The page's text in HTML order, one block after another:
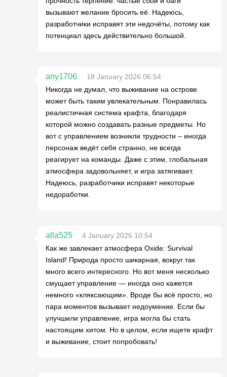
вызывают желание бросить её. Надеюсь,
разработчики исправят эти недочёты, потому как
потенциал здесь действительно большой.
any1706
18 January 2026 06:54
Никогда не думал, что выживание на острове
может быть таким увлекательным. Понравилась
реалистичная система крафта, благодаря
которой можно создавать разные предметы. Но
вот с управлением возникли трудности – иногда
персонаж ведёт себя странно, не всегда
реагирует на команды. Даже с этим, глобальная
атмосфера задовольняет, и игра затягивает.
Надеюсь, разработчики исправят некоторые
недоработки.
alla525
4 January 2026 10:54
Как же завлекает атмосфера Oxide: Survival
Island! Природа просто шикарная, вокруг так
много всего интересного. Но вот меня несколько
смущает управление — иногда оно кажется
немного «кляксающим». Вроде бы всё просто, но
пара моментов вызывает недоумение. Если бы
улучшили управление, игра могла бы стать
настоящим хитом. Но в целом, если ищете крафт
и выживание, стоит попробовать!